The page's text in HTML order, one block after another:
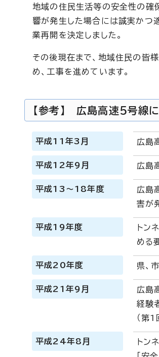
地域の住民生活等の安全性の確
響が発生した場合には誠実かつ
業再開を決定しました。
その後現在まで、地域住民の皆
め、工事を進めています。
【参考】 広島高速5号線
平成11年3月 広島
平成12年9月 広島
平成13～18年度
広島
害が
平成19年度
トン
める
平成20年度 県、
平成21年9月
広島
経験
（第1
平成24年8月
トン